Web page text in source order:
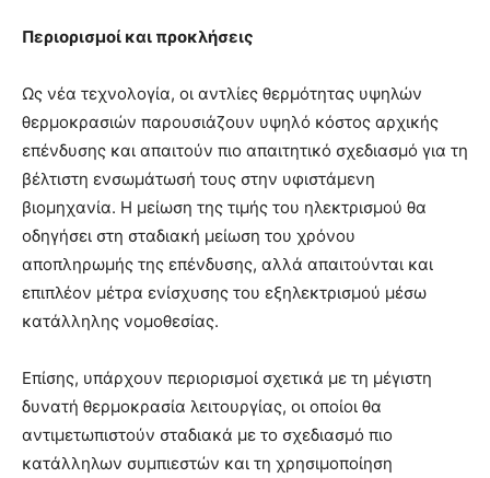
Περιορισμοί και προκλήσεις
Ως νέα τεχνολογία, οι αντλίες θερμότητας υψηλών
θερμοκρασιών παρουσιάζουν υψηλό κόστος αρχικής
επένδυσης και απαιτούν πιο απαιτητικό σχεδιασμό για τη
βέλτιστη ενσωμάτωσή τους στην υφιστάμενη
βιομηχανία. Η μείωση της τιμής του ηλεκτρισμού θα
οδηγήσει στη σταδιακή μείωση του χρόνου
αποπληρωμής της επένδυσης, αλλά απαιτούνται και
επιπλέον μέτρα ενίσχυσης του εξηλεκτρισμού μέσω
κατάλληλης νομοθεσίας.
Επίσης, υπάρχουν περιορισμοί σχετικά με τη μέγιστη
δυνατή θερμοκρασία λειτουργίας, οι οποίοι θα
αντιμετωπιστούν σταδιακά με το σχεδιασμό πιο
κατάλληλων συμπιεστών και τη χρησιμοποίηση